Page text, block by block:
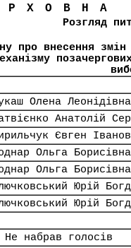
Розгляд
про внесення
Олена Леонідівна
Анатолій
Євген
Ольга Борисівна
Ольга Борисівна
Юрій
Юрій
набрав голосів